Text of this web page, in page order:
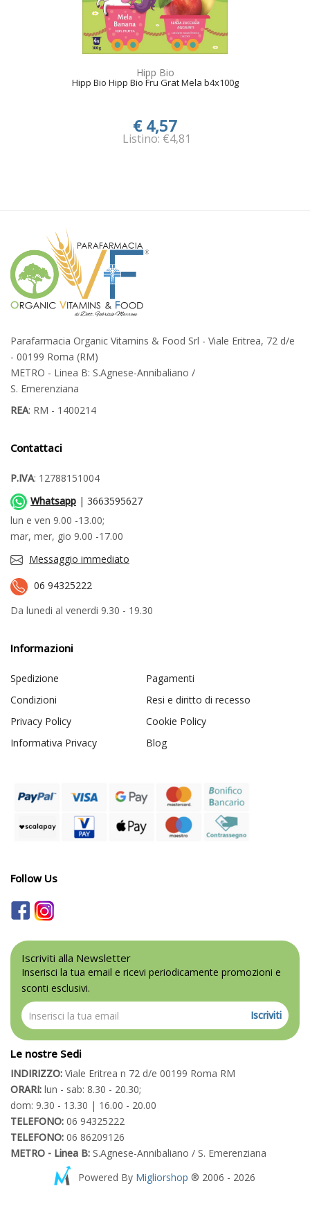
Hipp Bio
Hipp Bio Hipp Bio Fru Grat Mela b4x100g
€ 4,57
Listino: €4,81
Parafarmacia Organic Vitamins & Food Srl - Viale Eritrea, 72 d/e
- 00199 Roma (RM)
METRO - Linea B: S.Agnese-Annibaliano /
S. Emerenziana
REA: RM - 1400214
Contattaci
P.IVA: 12788151004
Whatsapp | 3663595627
lun e ven 9.00 -13.00;
mar, mer, gio 9.00 -17.00
Messaggio immediato
06 94325222
Da lunedi al venerdi 9.30 - 19.30
Informazioni
Spedizione
Pagamenti
Condizioni
Resi e diritto di recesso
Privacy Policy
Cookie Policy
Informativa Privacy
Blog
Follow Us
Iscriviti alla Newsletter
Inserisci la tua email e ricevi periodicamente promozioni e
sconti esclusivi.
Iscriviti
Le nostre Sedi
INDIRIZZO: Viale Eritrea n 72 d/e 00199 Roma RM
ORARI: lun - sab: 8.30 - 20.30;
dom: 9.30 - 13.30 | 16.00 - 20.00
TELEFONO: 06 94325222
TELEFONO: 06 86209126
METRO - Linea B: S.Agnese-Annibaliano / S. Emerenziana
Powered By Migliorshop ® 2006 - 2026